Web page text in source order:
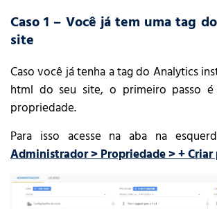
Caso 1 – Você já tem uma tag
site
Caso você já tenha a tag do Analytics
html do seu site, o primeiro passo
propriedade.
Para isso acesse na aba na
Administrador > Propriedade > +